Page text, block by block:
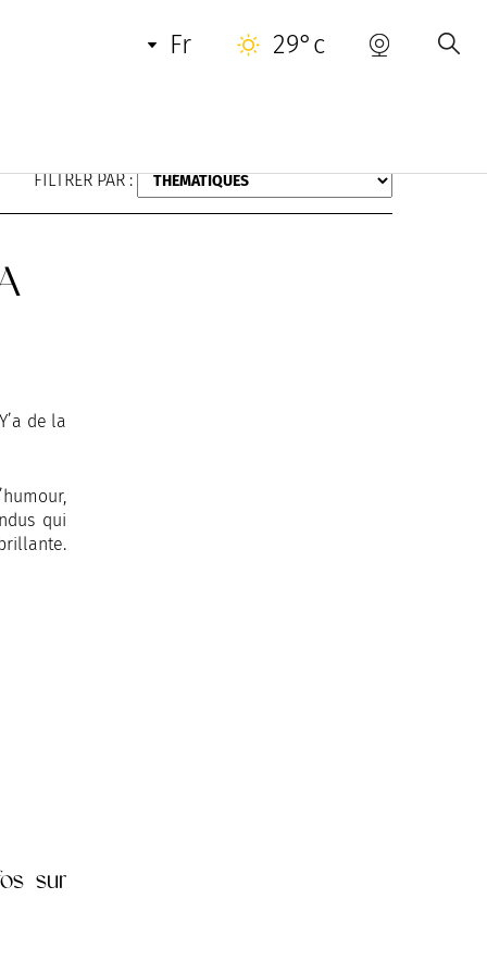
fr 29°c
FILTRER PAR :
de la
qui
sur